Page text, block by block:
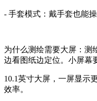
- 手套模式：戴手套也能
为什么测绘需要大屏：测
边看图纸边定位。小屏幕
10.1英寸大屏，一屏显示
效率。